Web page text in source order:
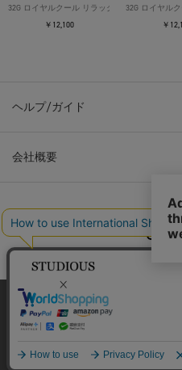
32G ロイヤルクール リラックスTシャツ
￥12,100
32G ロイヤル
￥
ヘルプ/ガイド
会社概要
© TOKYO
当サイトはクッキー(cookie)を使用
の一部の機能および、サイトの使
ング活動に利用することを目的とし
プライバシーポリシーはこちら